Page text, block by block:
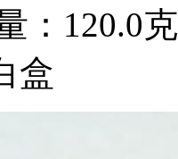
：120.0克
盒